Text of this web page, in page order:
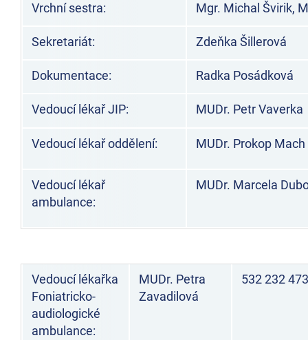
Vrchní sestra: Mgr. Michal Švirik,
Sekretariát: Zdeňka Šillerová
Dokumentace: Radka Posádková
Vedoucí lékař JIP: MUDr. Petr Vaverka
Vedoucí lékař oddělení: MUDr. Prokop Mach
Vedoucí lékař
ambulance:
MUDr. Marcela
Vedoucí lékařka
Foniatricko-
audiologické
ambulance:
MUDr. Petra
Zavadilová
532 232 473